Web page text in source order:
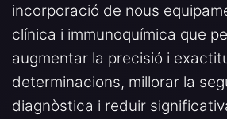
incorporació de nous
clínica i immunoquímica que
augmentar la precisió i
determinacions, millorar la
diagnòstica i reduir